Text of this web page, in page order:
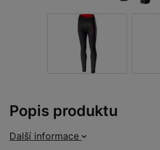
Popis produktu
Další informace